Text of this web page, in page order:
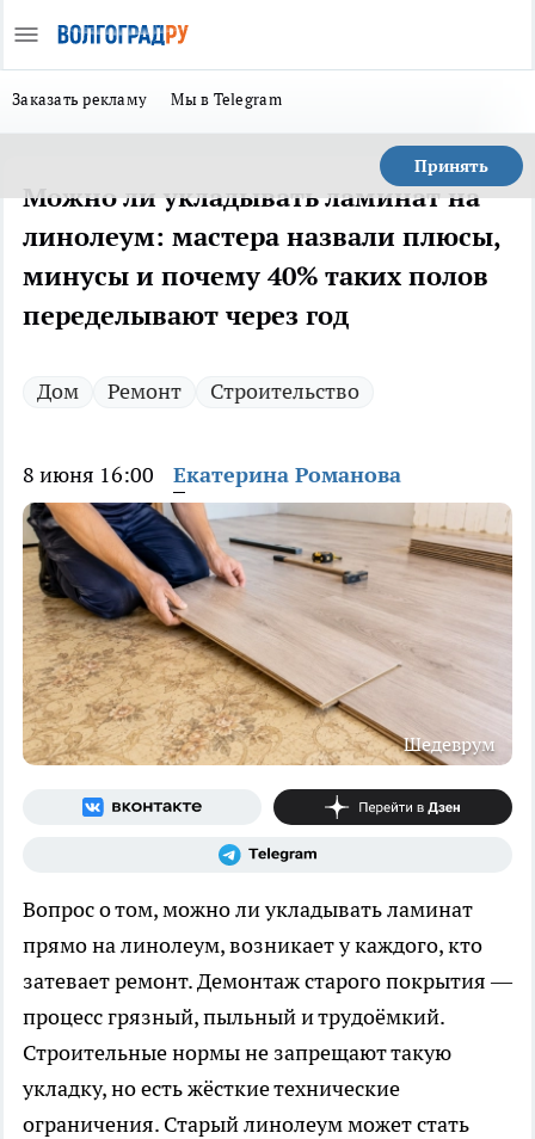
Заказать рекламу Мы в Telegram
Принять
Можно ли укладывать ламинат на
линолеум: мастера назвали плюсы,
минусы и почему 40% таких полов
переделывают через год
Дом Ремонт Строительство
8 июня 16:00 Екатерина Романова
Шедеврум
Вопрос о том, можно ли укладывать ламинат
прямо на линолеум, возникает у каждого, кто
затевает ремонт. Демонтаж старого покрытия —
процесс грязный, пыльный и трудоёмкий.
Строительные нормы не запрещают такую
укладку, но есть жёсткие технические
ограничения. Старый линолеум может стать